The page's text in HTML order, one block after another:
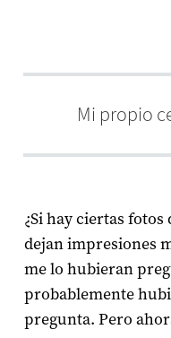
Mi propio
¿Si hay ciertas
dejan impresiones
me lo hubieran
probablemente
pregunta. Pero